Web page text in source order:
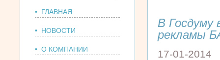
• ГЛАВНАЯ
• НОВОСТИ
• О КОМПАНИИ
В Госдуму
рекламы
17-01-2014